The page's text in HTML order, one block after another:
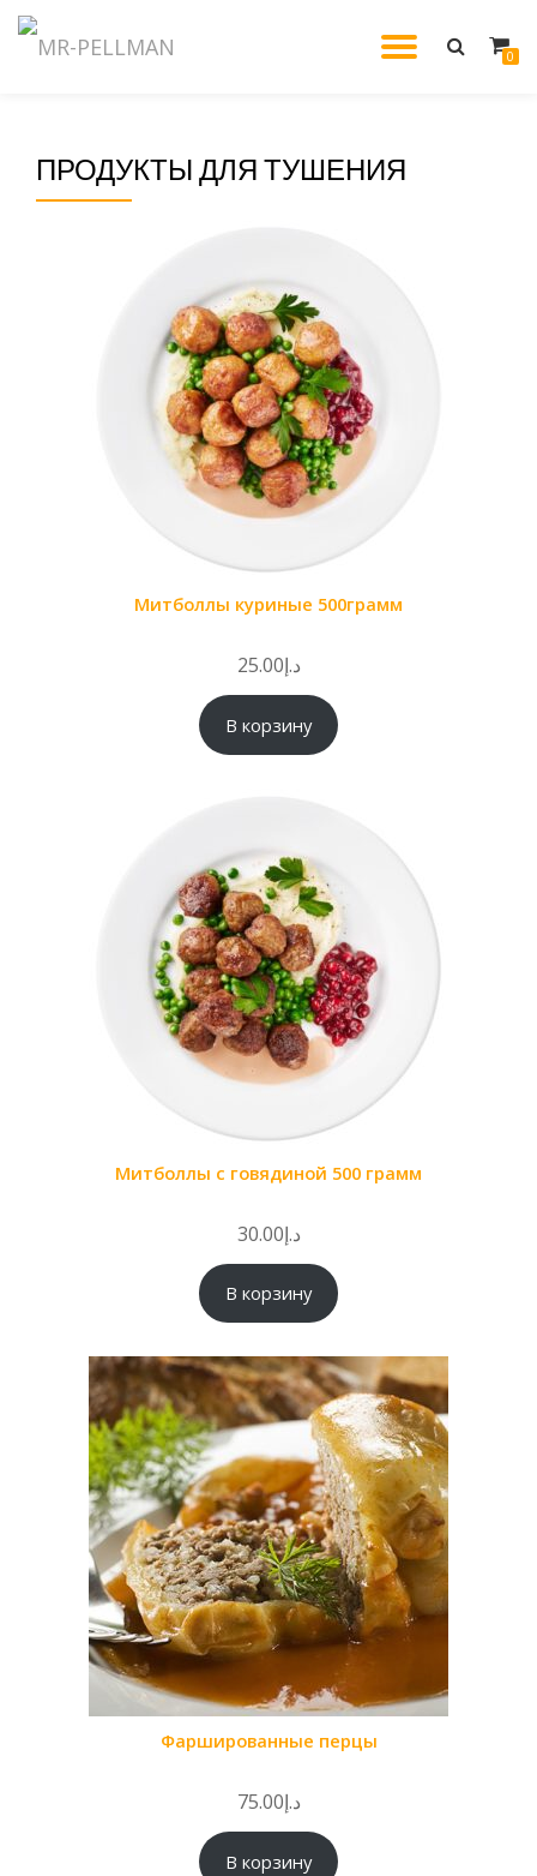
Перейти
0
ПРОДУКТЫ ДЛЯ ТУШЕНИЯ
Митболлы куриные 500грамм
25.00د.إ
В корзину
Митболлы с говядиной 500 грамм
30.00د.إ
В корзину
Фаршированные перцы
75.00د.إ
В корзину